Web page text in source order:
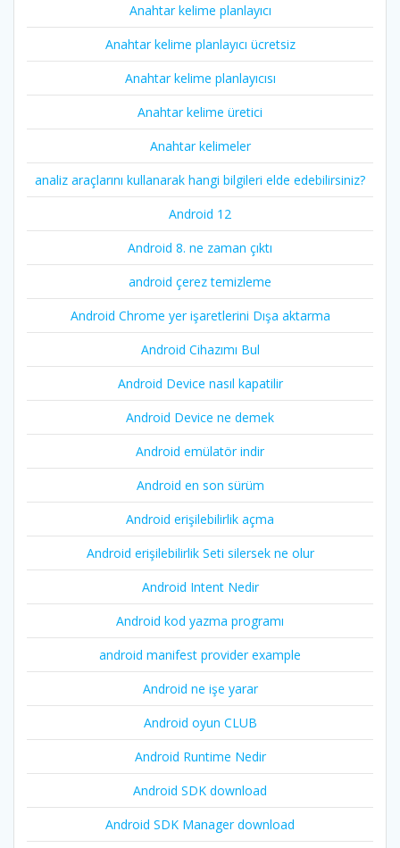
Anahtar kelime planlayıcı
Anahtar kelime planlayıcı ücretsiz
Anahtar kelime planlayıcısı
Anahtar kelime üretici
Anahtar kelimeler
analiz araçlarını kullanarak hangi bilgileri elde edebilirsiniz?
Android 12
Android 8. ne zaman çıktı
android çerez temizleme
Android Chrome yer işaretlerini Dışa aktarma
Android Cihazımı Bul
Android Device nasıl kapatilir
Android Device ne demek
Android emülatör indir
Android en son sürüm
Android erişilebilirlik açma
Android erişilebilirlik Seti silersek ne olur
Android Intent Nedir
Android kod yazma programı
android manifest provider example
Android ne işe yarar
Android oyun CLUB
Android Runtime Nedir
Android SDK download
Android SDK Manager download